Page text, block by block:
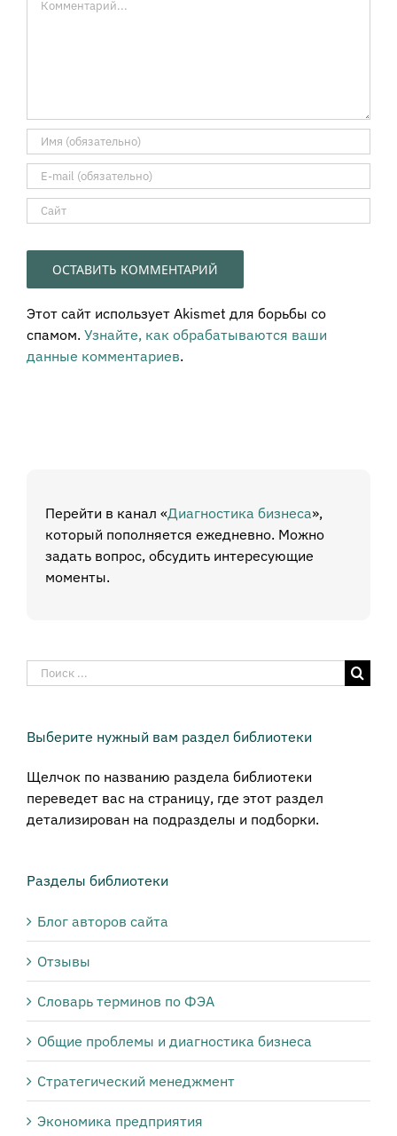
Этот сайт использует Akismet для борьбы со
спамом. Узнайте, как обрабатываются ваши
данные комментариев.
Перейти в канал «Диагностика бизнеса»,
который пополняется ежедневно. Можно
задать вопрос, обсудить интересующие
моменты.
Результат
поиска:
Выберите нужный вам раздел библиотеки
Щелчок по названию раздела библиотеки
переведет вас на страницу, где этот раздел
детализирован на подразделы и подборки.
Разделы библиотеки
Блог авторов сайта
Отзывы
Словарь терминов по ФЭА
Общие проблемы и диагностика бизнеса
Стратегический менеджмент
Экономика предприятия